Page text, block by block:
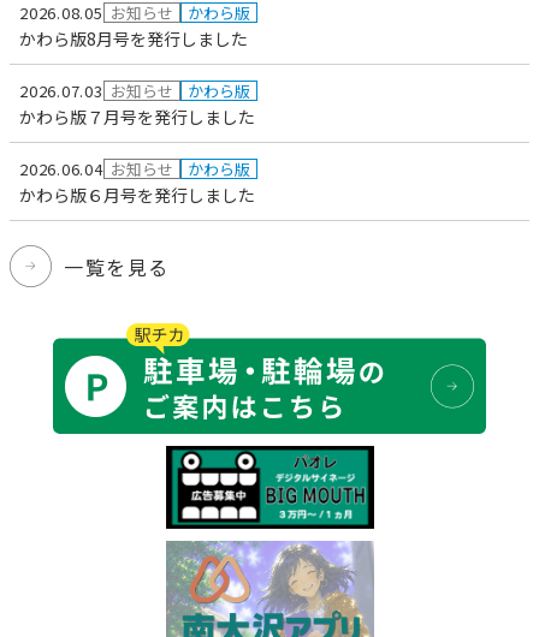
2026.08.05 お知らせ かわら版
かわら版8月号を発行しました
2026.07.03 お知らせ かわら版
かわら版７月号を発行しました
2026.06.04 お知らせ かわら版
かわら版６月号を発行しました
一覧を見る